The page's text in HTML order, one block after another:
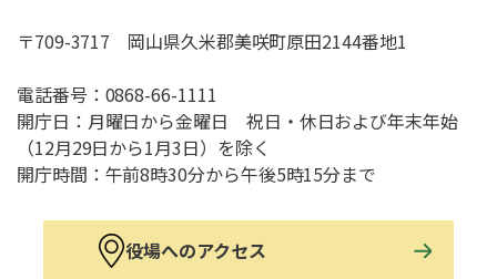
〒709-3717 岡山県久米郡美咲町原田2144番地1
電話番号： 0868-66-1111
開庁日：月曜日から金曜日 祝日・休日および年末年始
（12月29日から1月3日）を除く
開庁時間：午前8時30分から午後5時15分まで
役場へのアクセス